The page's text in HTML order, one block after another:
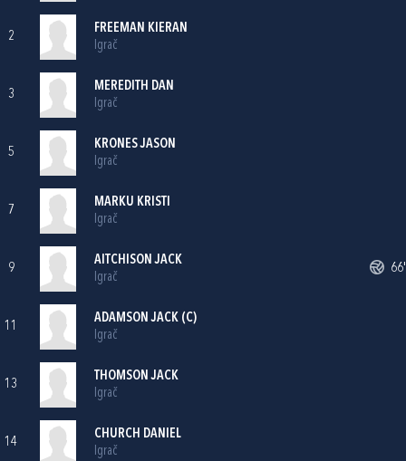
2
FREEMAN KIERAN
Igrač
3
MEREDITH DAN
Igrač
5
KRONES JASON
Igrač
7
MARKU KRISTI
Igrač
9
AITCHISON JACK
Igrač
66'
11
ADAMSON JACK (C)
Igrač
13
THOMSON JACK
Igrač
14
CHURCH DANIEL
Igrač